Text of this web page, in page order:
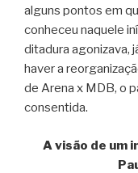
alguns pontos em
conheceu naquele
ditadura agonizava,
haver a
de Arena x MDB, o
consentida.
A visão de um